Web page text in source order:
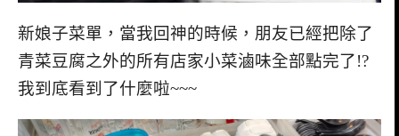
新娘子菜單，當我回神的時候，朋友已經把除了
青菜豆腐之外的所有店家小菜滷味全部點完了!?
我到底看到了什麼啦~~~